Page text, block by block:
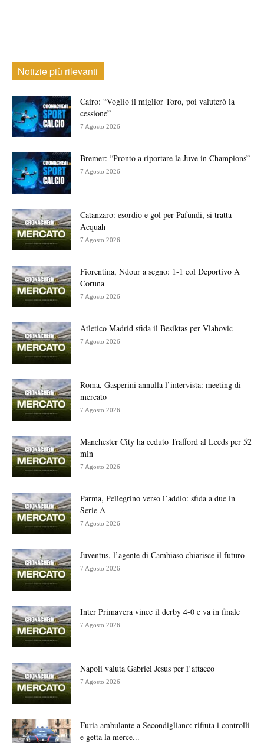
Notizie più rilevanti
Cairo: “Voglio il miglior Toro, poi valuterò la
cessione”
7 Agosto 2026
Bremer: “Pronto a riportare la Juve in Champions”
7 Agosto 2026
Catanzaro: esordio e gol per Pafundi, si tratta
Acquah
7 Agosto 2026
Fiorentina, Ndour a segno: 1-1 col Deportivo A
Coruna
7 Agosto 2026
Atletico Madrid sfida il Besiktas per Vlahovic
7 Agosto 2026
Roma, Gasperini annulla l’intervista: meeting di
mercato
7 Agosto 2026
Manchester City ha ceduto Trafford al Leeds per 52
mln
7 Agosto 2026
Parma, Pellegrino verso l’addio: sfida a due in
Serie A
7 Agosto 2026
Juventus, l’agente di Cambiaso chiarisce il futuro
7 Agosto 2026
Inter Primavera vince il derby 4-0 e va in finale
7 Agosto 2026
Napoli valuta Gabriel Jesus per l’attacco
7 Agosto 2026
Furia ambulante a Secondigliano: rifiuta i controlli
e getta la merce...